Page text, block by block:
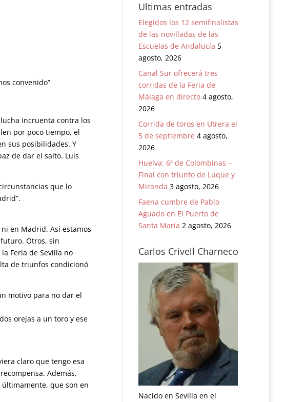
convenido”
incruenta contra los
por poco tiempo, el
sus posibilidades. Y
de dar el salto. Luis
que lo
en Madrid. Así estamos
Otros, sin
Feria de Sevilla no
de triunfos condicionó
motivo para no dar el
orejas a un toro y ese
claro que tengo esa
Además,
que son en
Ultimas entradas
Elegidos los 12 semifinalistas
de las novilladas de las
Escuelas de Andalucía 5
agosto, 2026
Canal Sur ofrecerá tres
corridas de la Feria de
Málaga en directo 4 agosto,
2026
Corrida de toros en Utrera el
5 de septiembre 4 agosto,
2026
Huelva: 6ª de Colombinas –
Final con triunfo de Luque y
Miranda 3 agosto, 2026
Faena cumbre de Pablo
Aguado en El Puerto de
Santa María 2 agosto, 2026
Carlos Crivell Charneco
Nacido en Sevilla en el